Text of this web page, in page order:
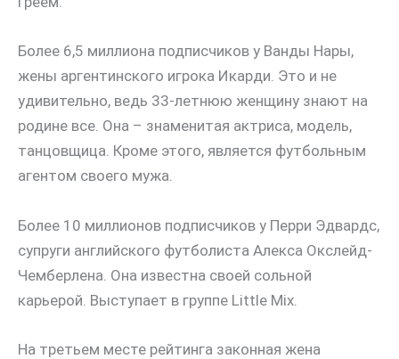
Более 6,5 миллиона подписчиков у Ванды Нары,
жены аргентинского игрока Икарди. Это и не
удивительно, ведь 33-летнюю женщину знают на
родине все. Она – знаменитая актриса, модель,
танцовщица. Кроме этого, является футбольным
агентом своего мужа.
Более 10 миллионов подписчиков у Перри Эдвардс,
супруги английского футболиста Алекса Окслейд-
Чемберлена. Она известна своей сольной
карьерой. Выступает в группе Little Mix.
На третьем месте рейтинга законная жена